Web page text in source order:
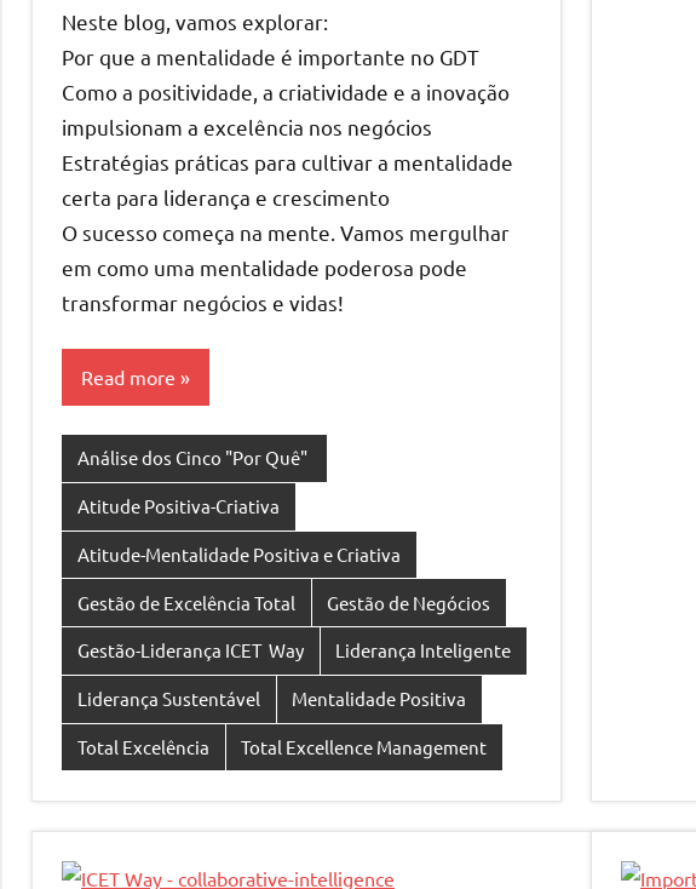
Neste blog, vamos explorar:
Por que a mentalidade é importante no GDT
Como a positividade, a criatividade e a inovação
impulsionam a excelência nos negócios
Estratégias práticas para cultivar a mentalidade
certa para liderança e crescimento
O sucesso começa na mente. Vamos mergulhar
em como uma mentalidade poderosa pode
transformar negócios e vidas!
Read more
Análise dos Cinco "Por Quê"
Atitude Positiva-Criativa
Atitude-Mentalidade Positiva e Criativa
Gestão de Excelência Total Gestão de Negócios
Gestão-Liderança ICET Way Liderança Inteligente
Liderança Sustentável Mentalidade Positiva
Total Excelência Total Excellence Management